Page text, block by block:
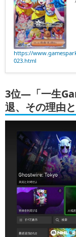
https://
023.html
3位―「一生
退、その理由